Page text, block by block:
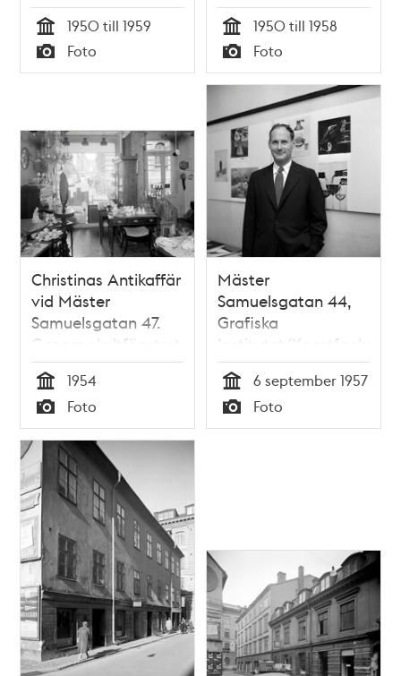
Tid
1950 till 1959
Typ
Foto Tid
1950 till 1958
Typ
Foto
Christinas Antikaffär
vid Mäster
Samuelsgatan 47.
Genom skyltfönstret
ser man Slöjdgatan
norrut mot
Hötorget. Genom
dörren skymtar
Konstfackskolan,
Mäster
Samuelsgatan 44
Tid
1954
Typ
Foto
Mäster
Samuelsgatan 44,
Grafiska
Institutet/
Fotografen Irving
Penn vid sin
utställning om
amerikansk reklam-
Tid
6 september 1957
Typ
Foto